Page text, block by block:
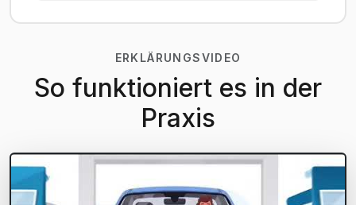
ERKLÄRUNGSVIDEO
So funktioniert es in der
Praxis